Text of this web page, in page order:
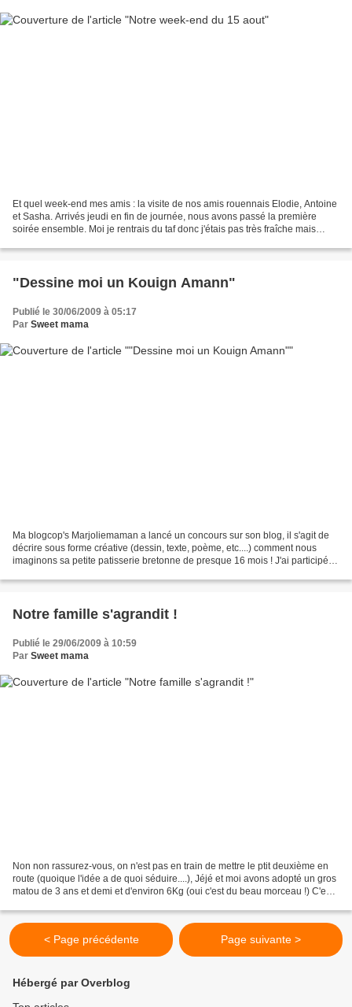
Et quel week-end mes amis : la visite de nos amis rouennais Elodie, Antoine
et Sasha. Arrivés jeudi en fin de journée, nous avons passé la première
soirée ensemble. Moi je rentrais du taf donc j'étais pas très fraîche mais
"Dessine moi un Kouign Amann"
Publié le 30/06/2009 à 05:17
Par Sweet mama
Ma blogcop's Marjoliemaman a lancé un concours sur son blog, il s'agit de
décrire sous forme créative (dessin, texte, poème, etc....) comment nous
imaginons sa petite patisserie bretonne de presque 16 mois ! J'ai participé à
Notre famille s'agrandit !
Publié le 29/06/2009 à 10:59
Par Sweet mama
Non non rassurez-vous, on n'est pas en train de mettre le ptit deuxième en
route (quoique l'idée a de quoi séduire....), Jéjé et moi avons adopté un gros
matou de 3 ans et demi et d'environ 6Kg (oui c'est du beau morceau !) C'est
< Page précédente Page suivante >
Hébergé par Overblog